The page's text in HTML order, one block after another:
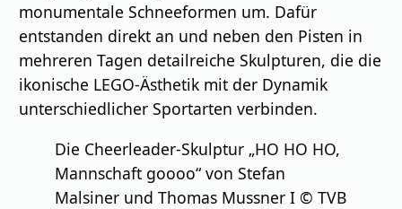
monumentale Schneeformen um. Dafür
entstanden direkt an und neben den Pisten in
mehreren Tagen detailreiche Skulpturen, die die
ikonische LEGO-Ästhetik mit der Dynamik
unterschiedlicher Sportarten verbinden.
Die Cheerleader-Skulptur „HO HO HO,
Mannschaft goooo“ von Stefan
Malsiner und Thomas Mussner I © TVB